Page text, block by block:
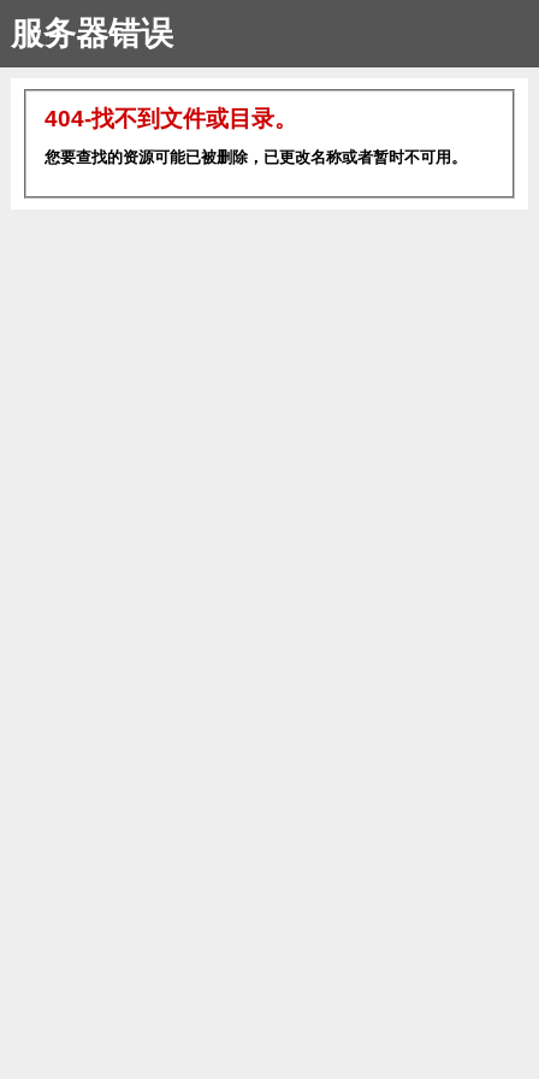
服务器错误
404-找不到文件或目录。
您要查找的资源可能已被删除，已更改名称或者暂时不可用。